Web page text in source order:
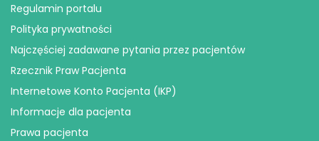
Regulamin portalu
Polityka prywatności
Najczęściej zadawane pytania przez pacjentów
Rzecznik Praw Pacjenta
Internetowe Konto Pacjenta (IKP)
Informacje dla pacjenta
Prawa pacjenta